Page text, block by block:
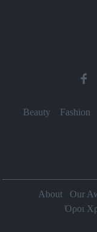
Beauty Fashion
About Our
Όροι